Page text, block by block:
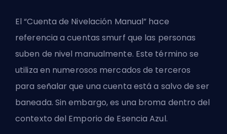
El “Cuenta de Nivelación Manual” hace
referencia a cuentas smurf que las personas
suben de nivel manualmente. Este término se
utiliza en numerosos mercados de terceros
para señalar que una cuenta está a salvo de ser
baneada. Sin embargo, es una broma dentro del
contexto del Emporio de Esencia Azul.